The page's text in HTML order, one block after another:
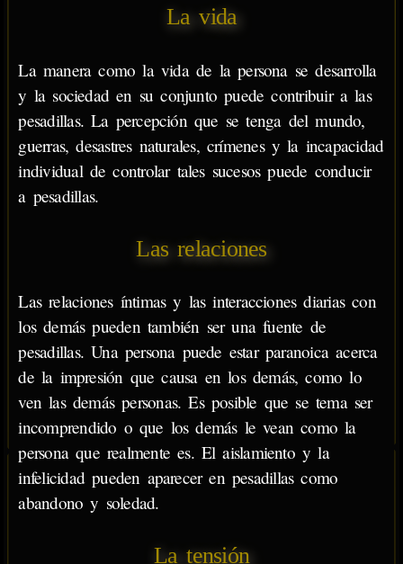
La vida
La manera como la vida de la persona se desarrolla
y la sociedad en su conjunto puede contribuir a las
pesadillas. La percepción que se tenga del mundo,
guerras, desastres naturales, crímenes y la incapacidad
individual de controlar tales sucesos puede conducir
a pesadillas.
Las relaciones
Las relaciones íntimas y las interacciones diarias con
los demás pueden también ser una fuente de
pesadillas. Una persona puede estar paranoica acerca
de la impresión que causa en los demás, como lo
ven las demás personas. Es posible que se tema ser
incomprendido o que los demás le vean como la
persona que realmente es. El aislamiento y la
infelicidad pueden aparecer en pesadillas como
abandono y soledad.
La tensión